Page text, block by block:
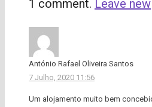
1 comment. Leave new
António Rafael Oliveira Santos
7 Julho, 2020 11:56
Um alojamento muito bem